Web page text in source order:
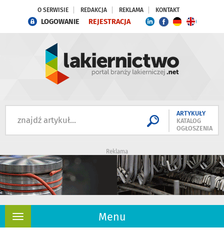
O SERWISIE REDAKCJA REKLAMA KONTAKT
LOGOWANIE REJESTRACJA
ARTYKUŁY
KATALOG
OGŁOSZENIA
Reklama
Menu
Rozwiń